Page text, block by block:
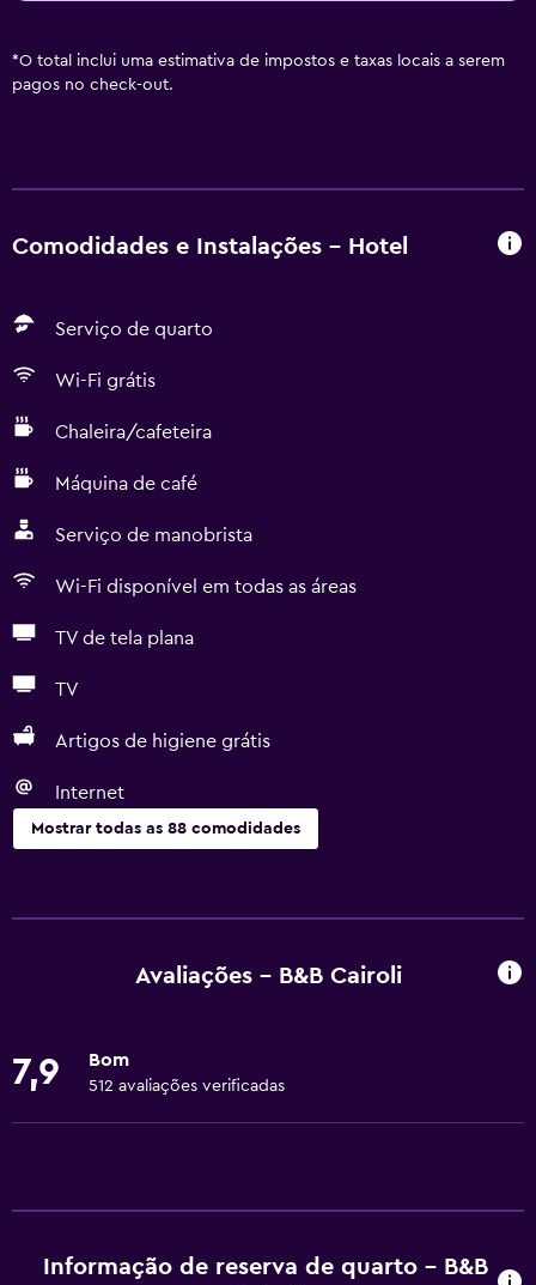
*O total inclui uma estimativa de impostos e taxas locais a serem
pagos no check-out.
Comodidades e Instalações - Hotel
Serviço de quarto
Wi-Fi grátis
Chaleira/cafeteira
Máquina de café
Serviço de manobrista
Wi-Fi disponível em todas as áreas
TV de tela plana
TV
Artigos de higiene grátis
Internet
Mostrar todas as 88 comodidades
Wi-Fi grátis
Toalhas
Aquecimento
Avaliações - B&B Cairoli
7,9 Bom
512 avaliações verificadas
Informação de reserva de quarto - B&B